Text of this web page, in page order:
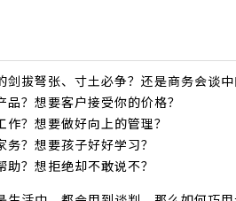
剑拔弩张、寸土必争？还是商务会谈
？想要客户接受你的价格？
？想要做好向上的管理？
？想要孩子好好学习？
？想拒绝却不敢说不？